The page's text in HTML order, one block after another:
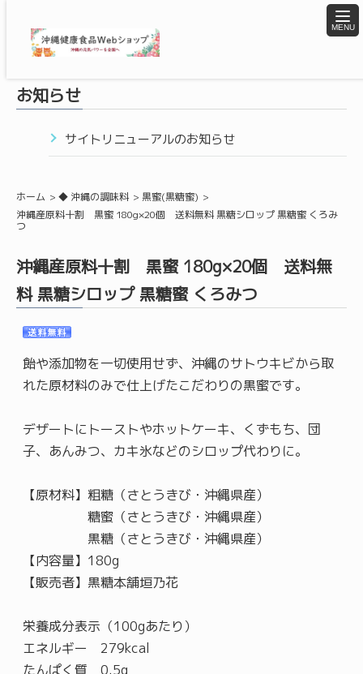
お知らせ
サイトリニューアルのお知らせ
ホーム ◆ 沖縄の調味料
黒蜜(黒糖蜜)
沖縄産原料十割 黒蜜 180g×20個 送料無料 黒糖シロップ 黒糖蜜 くろみ
つ
沖縄産原料十割 黒蜜 180g×20個 送料無
料 黒糖シロップ 黒糖蜜 くろみつ
飴や添加物を一切使用せず、沖縄のサトウキビから取
れた原材料のみで仕上げたこだわりの黒蜜です。
デザートにトーストやホットケーキ、くずもち、団
子、あんみつ、カキ氷などのシロップ代わりに。
【原材料】粗糖（さとうきび・沖縄県産）
糖蜜（さとうきび・沖縄県産）
黒糖（さとうきび・沖縄県産）
【内容量】180g
【販売者】黒糖本舗垣乃花
栄養成分表示（100gあたり）
エネルギー 279kcal
たんぱく質 0.5g